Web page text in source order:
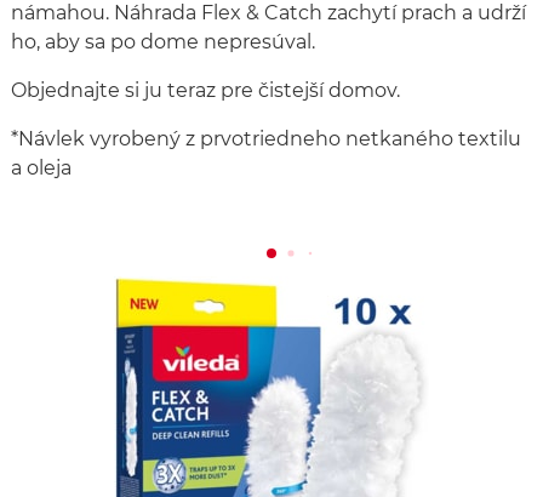
námahou. Náhrada Flex & Catch zachytí prach a udrží
ho, aby sa po dome nepresúval.
Objednajte si ju teraz pre čistejší domov.
*Návlek vyrobený z prvotriedneho netkaného textilu
a oleja